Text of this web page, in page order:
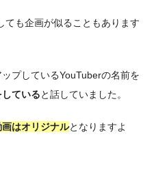
ても企画が似ることもあります
プしているYouTuberの名前を
ていると話していました。
画はオリジナルとなりますよ